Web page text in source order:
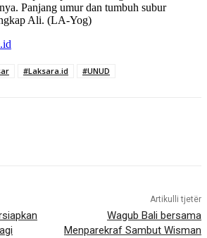
Panjang umur dan tumbuh subur
Ali. (LA-Yog)
#Laksara.id #UNUD
Artikulli tjetër
Wagub Bali bersama
Menparekraf Sambut Wisman